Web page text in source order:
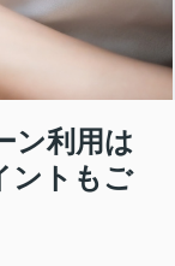
ン利用は
ントもご